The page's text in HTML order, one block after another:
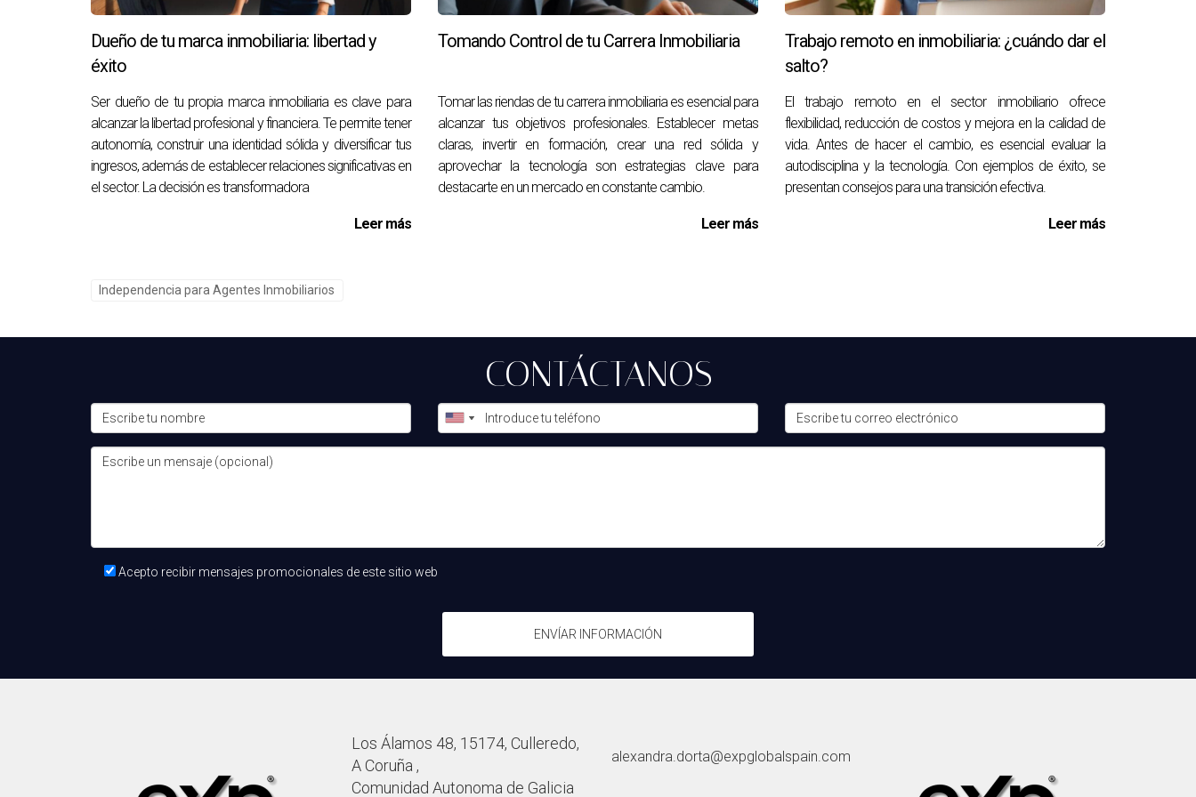
cambios del entorno.
Preguntas Frecuentes
¿Cuáles son los costos asociados con lanzar un negocio inmobiliario?
Los costos pueden variar, pero generalmente incluyen gastos de marketing, licencias, seguros y gastos operativos. Es recomendable elaborar un
presupuesto detallado para comprender mejor las inversiones iniciales necesarias.
¿Qué habilidades son necesarias para gestionar mi propio negocio inmobiliario?
Las habilidades clave incluyen competencia en ventas, marketing, administración financiera y un profundo conocimiento del mercado inmobiliario. También es
¿Cómo puedo construir una red de contactos sólida antes de salir de una agencia?
Además, mantener relaciones con antiguos clientes y colegas es esencial.
¿Qué estrategias de marketing son efectivas para un nuevo negocio inmobiliario?
Las estrategias efectivas incluyen la creación de un sitio web profesional, utilizar redes sociales, desarrollar un blog con contenido valioso y realizar
campañas publicitarias dirigidas. La personalización en el enfoque es clave para diferenciarse en el mercado.
Dueño de tu marca inmobiliaria: libertad y
éxito
Ser dueño de tu propia marca inmobiliaria es clave para
alcanzar la libertad profesional y financiera. Te permite tener
autonomía, construir una identidad sólida y diversificar tus
ingresos, además de establecer relaciones significativas en
el sector. La decisión es transformadora
Leer más
Tomando Control de tu Carrera Inmobiliaria
Tomar las riendas de tu carrera inmobiliaria es esencial para
alcanzar tus objetivos profesionales. Establecer metas
claras, invertir en formación, crear una red sólida y
aprovechar la tecnología son estrategias clave para
destacarte en un mercado en constante cambio.
Leer más
Trabajo remoto en inmobiliaria: ¿cuándo dar el
salto?
El trabajo remoto en el sector inmobiliario ofrece
flexibilidad, reducción de costos y mejora en la calidad de
vida. Antes de hacer el cambio, es esencial evaluar la
autodisciplina y la tecnología. Con ejemplos de éxito, se
presentan consejos para una transición efectiva.
Leer más
Independencia para Agentes Inmobiliarios
CONTÁCTANOS
Acepto recibir mensajes promocionales de este sitio web
ENVÍAR INFORMACIÓN
Los Álamos 48, 15174, Culleredo,
A Coruña ,
Comunidad Autonoma de Galicia
alexandra.dorta@expglobalspain.com